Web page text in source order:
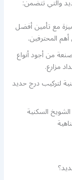
والتي تتضمن:
مع تأمين أفضل
المحترفين.
من أجود أنواع
مزارع.
لتركيب درج حديد
السكنية